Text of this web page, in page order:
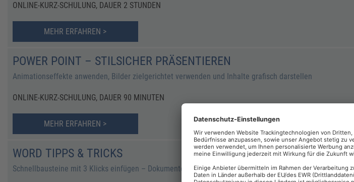
ONLINE-KURZ-SCHULUNG, DAUER 2 STUNDEN
MEHR ERFAHREN >
POWER POINT – STILSICHER PRÄSENTIEREN
Animationseffekte anwenden, Bilder zielgerichtet verwenden und Inhalte grafisch darstellen
ONLINE-KURZ-SCHULUNG, DAUER 90 MINUTEN
MEHR ERFAHREN >
WORD TIPPS & TRICKS
Schnellbausteine mit 3 Klicks einfügen – Dokumentenvorlagen clever nutzen – Shortcuts einsetzen